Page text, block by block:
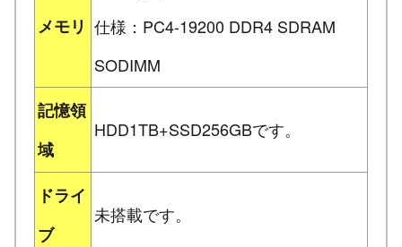
メモリ 仕様：PC4-19200 DDR4 SDRAM
SODIMM
記憶領
域
HDD1TB+SSD256GBです。
ドライ
ブ
未搭載です。